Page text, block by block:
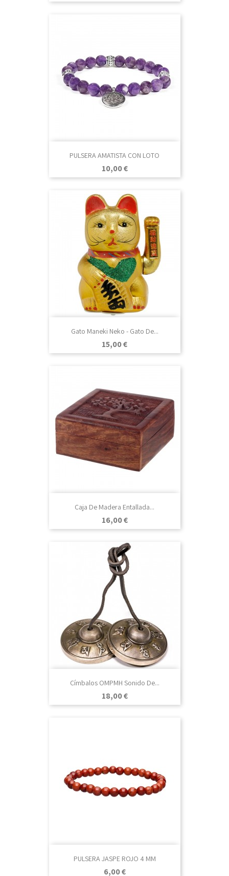
PULSERA AMATISTA CON LOTO
Precio
10,00 €
Gato Maneki Neko - Gato De...
Precio
15,00 €
Caja De Madera Entallada...
Precio
16,00 €
Címbalos OMPMH Sonido De...
Precio
18,00 €
PULSERA JASPE ROJO 4 MM
Precio
6,00 €